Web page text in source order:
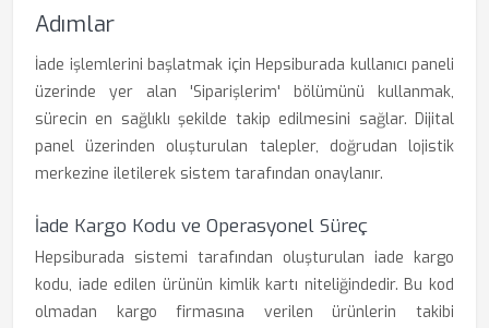
Adımlar
İade işlemlerini başlatmak için Hepsiburada kullanıcı paneli
üzerinde yer alan 'Siparişlerim' bölümünü kullanmak,
sürecin en sağlıklı şekilde takip edilmesini sağlar. Dijital
panel üzerinden oluşturulan talepler, doğrudan lojistik
merkezine iletilerek sistem tarafından onaylanır.
İade Kargo Kodu ve Operasyonel Süreç
Hepsiburada sistemi tarafından oluşturulan iade kargo
kodu, iade edilen ürünün kimlik kartı niteliğindedir. Bu kod
olmadan kargo firmasına verilen ürünlerin takibi